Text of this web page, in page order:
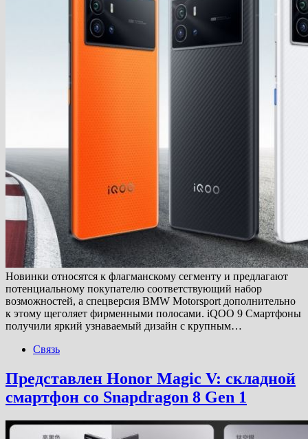
Новинки относятся к флагманскому сегменту и предлагают
потенциальному покупателю соответствующий набор
возможностей, а спецверсия BMW Motorsport дополнительно
к этому щеголяет фирменными полосами. iQOO 9 Смартфоны
получили яркий узнаваемый дизайн с крупным…
Связь
Представлен Honor Magic V: складной
смартфон со Snapdragon 8 Gen 1